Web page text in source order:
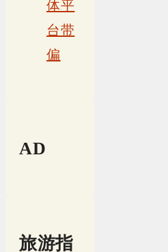
体平
台带
偏
AD
旅游指